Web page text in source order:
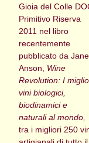
Gioia del Colle
Primitivo Riserva
2011 nel libro
recentemente
pubblicato da Jane
Anson, Wine
Revolution: I
vini biologici,
biodinamici e
naturali al mondo,
tra i migliori 250